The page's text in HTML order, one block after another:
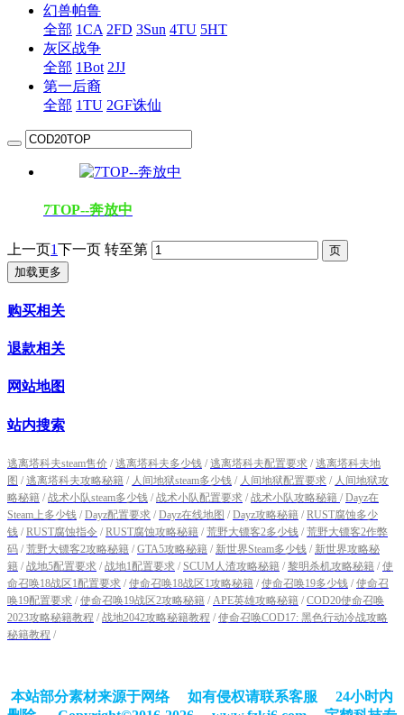
幻兽帕鲁
全部 1CA 2FD 3Sun 4TU 5HT
灰区战争
全部 1Bot 2JJ
第一后裔
全部 1TU 2GF诛仙
7TOP--奔放中
上一页1下一页 转至第
加载更多
购买相关
退款相关
网站地图
站内搜索
逃离塔科夫steam售价 / 逃离塔科夫多少钱 / 逃离塔科夫配置要求 / 逃离塔科夫地
图 / 逃离塔科夫攻略秘籍 / 人间地狱steam多少钱 / 人间地狱配置要求 / 人间地狱攻
略秘籍 / 战术小队steam多少钱 / 战术小队配置要求 / 战术小队攻略秘籍 / Dayz在
Steam上多少钱 / Dayz配置要求 / Dayz在线地图 / Dayz攻略秘籍 / RUST腐蚀多少
钱 / RUST腐蚀指令 / RUST腐蚀攻略秘籍 / 荒野大镖客2多少钱 / 荒野大镖客2作弊
码 / 荒野大镖客2攻略秘籍 / GTA5攻略秘籍 / 新世界Steam多少钱 / 新世界攻略秘
籍 / 战地5配置要求 / 战地1配置要求 / SCUM人渣攻略秘籍 / 黎明杀机攻略秘籍 / 使
命召唤18战区1配置要求 / 使命召唤18战区1攻略秘籍 / 使命召唤19多少钱 / 使命召
唤19配置要求 / 使命召唤19战区2攻略秘籍 / APE英雄攻略秘籍 / COD20使命召唤
2023攻略秘籍教程 / 战地2042攻略秘籍教程 / 使命召唤COD17: 黑色行动冷战攻略
秘籍教程 /
本站部分素材来源于网络 如有侵权请联系客服 24小时内